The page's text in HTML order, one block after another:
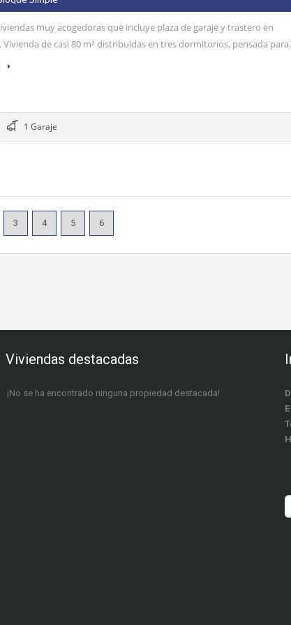
muy acogedoras que incluye plaza de garaje y trastero en
de casi 80 m² distribuidas en tres dormitorios, pensada
1 Garaje
3 4 5 6
Viviendas destacadas
¡No se ha encontrado ninguna propiedad destacada!